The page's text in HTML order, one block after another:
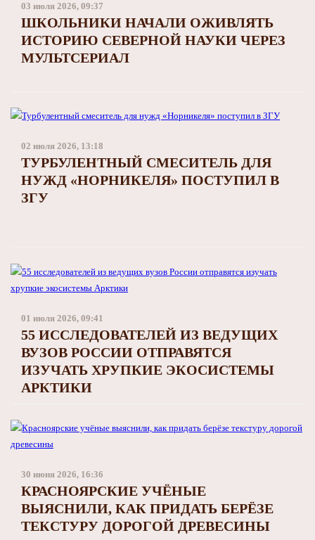
03 июля 2026, 09:37
ШКОЛЬНИКИ НАЧАЛИ ОЖИВЛЯТЬ
ИСТОРИЮ СЕВЕРНОЙ НАУКИ ЧЕРЕЗ
МУЛЬТСЕРИАЛ
02 июля 2026, 13:18
ТУРБУЛЕНТНЫЙ СМЕСИТЕЛЬ ДЛЯ
НУЖД «НОРНИКЕЛЯ» ПОСТУПИЛ В
ЗГУ
01 июля 2026, 09:41
55 ИССЛЕДОВАТЕЛЕЙ ИЗ ВЕДУЩИХ
ВУЗОВ РОССИИ ОТПРАВЯТСЯ
ИЗУЧАТЬ ХРУПКИЕ ЭКОСИСТЕМЫ
АРКТИКИ
30 июня 2026, 16:36
КРАСНОЯРСКИЕ УЧЁНЫЕ
ВЫЯСНИЛИ, КАК ПРИДАТЬ БЕРЁЗЕ
ТЕКСТУРУ ДОРОГОЙ ДРЕВЕСИНЫ